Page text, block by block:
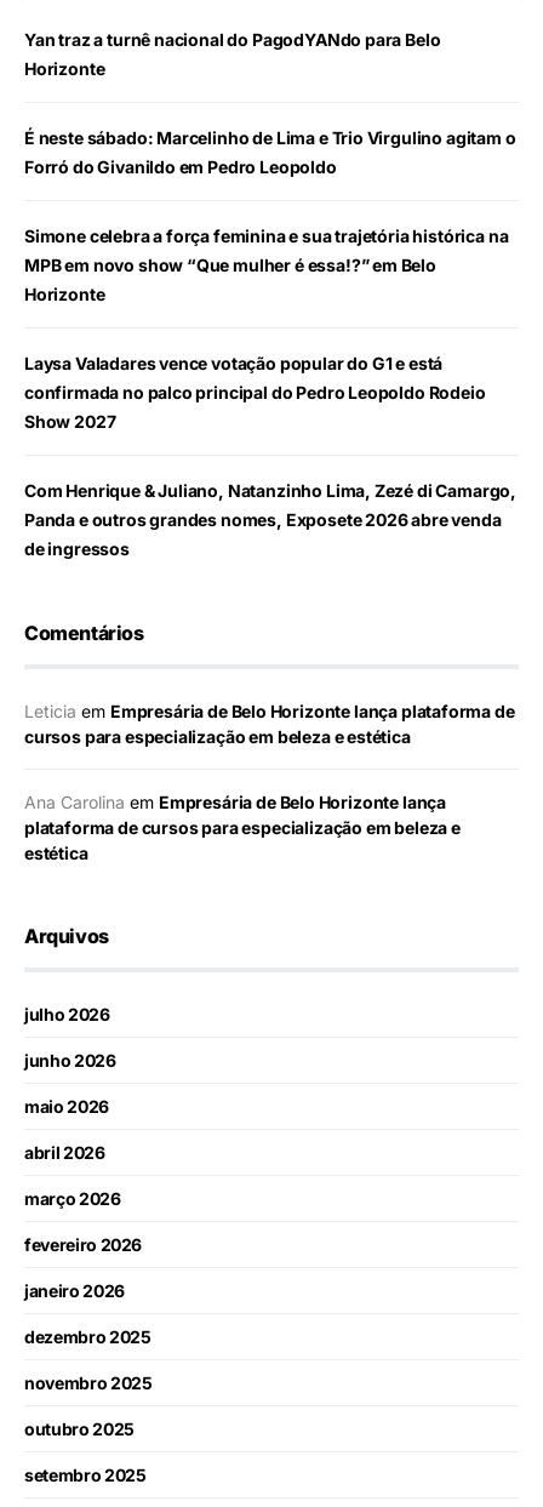
Yan traz a turnê nacional do PagodYANdo para Belo
Horizonte
É neste sábado: Marcelinho de Lima e Trio Virgulino agitam o
Forró do Givanildo em Pedro Leopoldo
Simone celebra a força feminina e sua trajetória histórica na
MPB em novo show “Que mulher é essa!?” em Belo
Horizonte
Laysa Valadares vence votação popular do G1 e está
confirmada no palco principal do Pedro Leopoldo Rodeio
Show 2027
Com Henrique & Juliano, Natanzinho Lima, Zezé di Camargo,
Panda e outros grandes nomes, Exposete 2026 abre venda
de ingressos
Comentários
Leticia em Empresária de Belo Horizonte lança plataforma de
cursos para especialização em beleza e estética
Ana Carolina em Empresária de Belo Horizonte lança
plataforma de cursos para especialização em beleza e
estética
Arquivos
julho 2026
junho 2026
maio 2026
abril 2026
março 2026
fevereiro 2026
janeiro 2026
dezembro 2025
novembro 2025
outubro 2025
setembro 2025